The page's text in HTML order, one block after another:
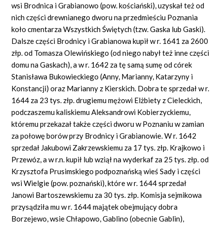
wsi Brodnica i Grabianowo (pow. kościański), uzyskał też od
nich części drewnianego dworu na przedmieściu Poznania
koło cmentarza Wszystkich Świętych (tzw. Gaska lub Gaski).
Dalsze części Brodnicy i Grabianowa kupił w r. 1641 za 2600
złp. od Tomasza Olewińskiego (od niego nabył też inne części
domu na Gaskach), a w r. 1642 za tę samą sumę od córek
Stanisława Bukowieckiego (Anny, Marianny, Katarzyny i
Konstancji) oraz Marianny z Kierskich. Dobra te sprzedał w r.
1644 za 23 tys. złp. drugiemu mężowi Elżbiety z Cieleckich,
podczaszemu kaliskiemu Aleksandrowi Kobierzyckiemu,
któremu przekazał także części dworu w Poznaniu w zamian
za połowę borów przy Brodnicy i Grabianowie. W r. 1642
sprzedał Jakubowi Zakrzewskiemu za 17 tys. złp. Krajkowo i
Przewóz, a w r.n. kupił lub wziął na wyderkaf za 25 tys. złp. od
Krzysztofa Prusimskiego podpoznańską wieś Sady i części
wsi Wielgie (pow. poznański), które w r. 1644 sprzedał
Janowi Bartoszewskiemu za 30 tys. złp. Komisja sejmikowa
przysądziła mu w r. 1644 majątek obejmujący dobra
Borzejewo, wsie Chłapowo, Gablino (obecnie Gablin),